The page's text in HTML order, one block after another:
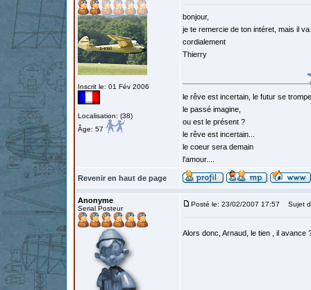
Inscrit le: 01 Fév 2006
Localisation: (38)
Âge: 57
bonjour,
je te remercie de ton intéret, mais il
cordialement
Thierry
le rêve est incertain, le futur se trompe
le passé imagine,
ou est le présent ?
le rêve est incertain...
le coeur sera demain
l'amour....
Revenir en haut de page
Anonyme
Serial Posteur
Posté le: 23/02/2007 17:57 Sujet
Alors donc, Arnaud, le tien , il avance